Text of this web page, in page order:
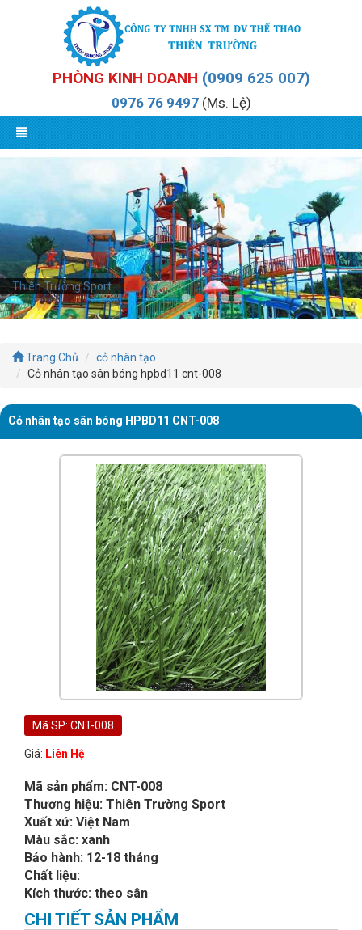
PHÒNG KINH DOANH (0909 625 007)
0976 76 9497(Ms. Lệ)
Thiên Trường Sport
Trang Chủ
cỏ nhân tạo
Cỏ nhân tạo sân bóng hpbd11 cnt-008
Cỏ nhân tạo sân bóng HPBD11 CNT-008
Mã SP: CNT-008
Giá: Liên Hệ
Mã sản phẩm: CNT-008
Thương hiệu: Thiên Trường Sport
Xuất xứ: Việt Nam
Màu sắc: xanh
Bảo hành: 12-18 tháng
Chất liệu:
Kích thước: theo sân
CHI TIẾT SẢN PHẨM